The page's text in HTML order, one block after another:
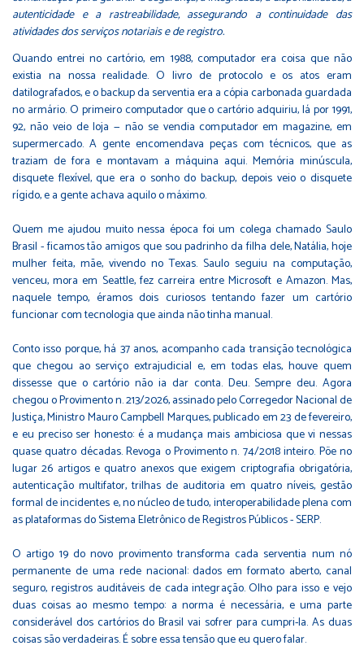
autenticidade e a rastreabilidade, assegurando a continuidade das
atividades dos serviços notariais e de registro.
Quando entrei no cartório, em 1988, computador era coisa que não
existia na nossa realidade. O livro de protocolo e os atos eram
datilografados, e o backup da serventia era a cópia carbonada guardada
no armário. O primeiro computador que o cartório adquiriu, lá por 1991,
92, não veio de loja — não se vendia computador em magazine, em
supermercado. A gente encomendava peças com técnicos, que as
traziam de fora e montavam a máquina aqui. Memória minúscula,
disquete flexível, que era o sonho do backup, depois veio o disquete
rígido, e a gente achava aquilo o máximo.
Quem me ajudou muito nessa época foi um colega chamado Saulo
Brasil - ficamos tão amigos que sou padrinho da filha dele, Natália, hoje
mulher feita, mãe, vivendo no Texas. Saulo seguiu na computação,
venceu, mora em Seattle, fez carreira entre Microsoft e Amazon. Mas,
naquele tempo, éramos dois curiosos tentando fazer um cartório
funcionar com tecnologia que ainda não tinha manual.
Conto isso porque, há 37 anos, acompanho cada transição tecnológica
que chegou ao serviço extrajudicial e, em todas elas, houve quem
dissesse que o cartório não ia dar conta. Deu. Sempre deu. Agora
chegou o Provimento n. 213/2026, assinado pelo Corregedor Nacional de
Justiça, Ministro Mauro Campbell Marques, publicado em 23 de fevereiro,
e eu preciso ser honesto: é a mudança mais ambiciosa que vi nessas
quase quatro décadas. Revoga o Provimento n. 74/2018 inteiro. Põe no
lugar 26 artigos e quatro anexos que exigem criptografia obrigatória,
autenticação multifator, trilhas de auditoria em quatro níveis, gestão
formal de incidentes e, no núcleo de tudo, interoperabilidade plena com
as plataformas do Sistema Eletrônico de Registros Públicos - SERP.
O artigo 19 do novo provimento transforma cada serventia num nó
permanente de uma rede nacional: dados em formato aberto, canal
seguro, registros auditáveis de cada integração. Olho para isso e vejo
duas coisas ao mesmo tempo: a norma é necessária, e uma parte
considerável dos cartórios do Brasil vai sofrer para cumpri-la. As duas
coisas são verdadeiras. É sobre essa tensão que eu quero falar.